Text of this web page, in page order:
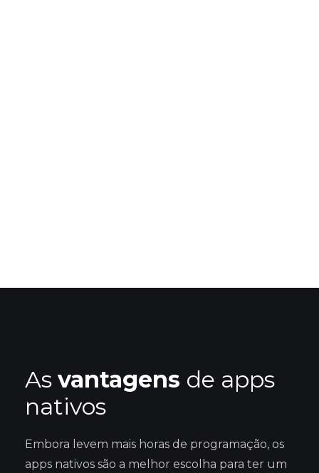
As vantagens de apps
nativos
Embora levem mais horas de programação, os
apps nativos são a melhor escolha para ter um